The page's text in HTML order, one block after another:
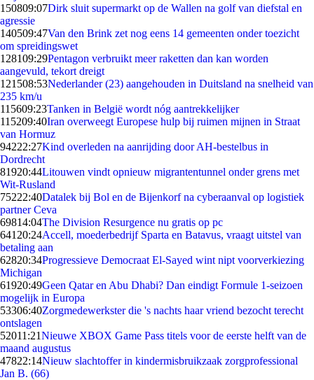
150809:07Dirk sluit supermarkt op de Wallen na golf van diefstal en
agressie
140509:47Van den Brink zet nog eens 14 gemeenten onder toezicht
om spreidingswet
128109:29Pentagon verbruikt meer raketten dan kan worden
aangevuld, tekort dreigt
121508:53Nederlander (23) aangehouden in Duitsland na snelheid van
235 km/u
115609:23Tanken in België wordt nóg aantrekkelijker
115209:40Iran overweegt Europese hulp bij ruimen mijnen in Straat
van Hormuz
94222:27Kind overleden na aanrijding door AH-bestelbus in
Dordrecht
81920:44Litouwen vindt opnieuw migrantentunnel onder grens met
Wit-Rusland
75222:40Datalek bij Bol en de Bijenkorf na cyberaanval op logistiek
partner Ceva
69814:04The Division Resurgence nu gratis op pc
641 20:24Accell, moederbedrijf Sparta en Batavus, vraagt uitstel van
betaling aan
62820:34Progressieve Democraat El-Sayed wint nipt voorverkiezing
Michigan
61920:49Geen Qatar en Abu Dhabi? Dan eindigt Formule 1-seizoen
mogelijk in Europa
53306:40Zorgmedewerkster die 's nachts haar vriend bezocht terecht
ontslagen
52011:21Nieuwe XBOX Game Pass titels voor de eerste helft van de
maand augustus
47822:14Nieuw slachtoffer in kindermisbruikzaak zorgprofessional
Jan B. (66)